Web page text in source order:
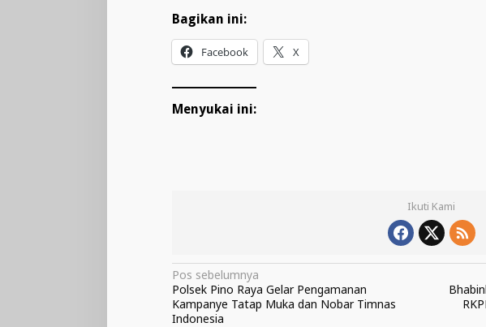
Bagikan ini:
Facebook X
Menyukai ini:
Ikuti Kami
Navigasi
pos
Pos sebelumnya
Polsek Pino Raya Gelar Pengamanan
Kampanye Tatap Muka dan Nobar Timnas
Indonesia